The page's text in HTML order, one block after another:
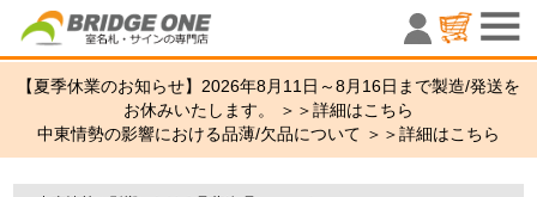
室名札・
【夏季休業のお知らせ】2026年8月11日～8月16日まで製造/発送を
お休みいたします。 ＞＞詳細はこちら
中東情勢の影響における品薄/欠品について ＞＞詳細はこちら